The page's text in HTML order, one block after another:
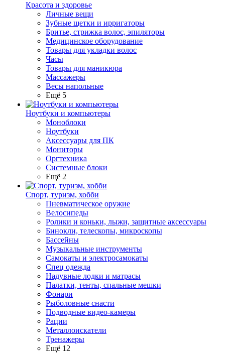
Красота и здоровье
Личные вещи
Зубные щетки и ирригаторы
Бритье, стрижка волос, эпиляторы
Медицинское оборудование
Товары для укладки волос
Часы
Товары для маникюра
Массажеры
Весы напольные
Ещё 5
Ноутбуки и компьютеры
Моноблоки
Ноутбуки
Аксессуары для ПК
Мониторы
Оргтехника
Системные блоки
Ещё 2
Спорт, туризм, хобби
Пневматическое оружие
Велосипеды
Ролики и коньки, лыжи, защитные аксессуары
Бинокли, телескопы, микроскопы
Бассейны
Музыкальные инструменты
Самокаты и электросамокаты
Спец одежда
Надувные лодки и матрасы
Палатки, тенты, спальные мешки
Фонари
Рыболовные снасти
Подводные видео-камеры
Рации
Металлоискатели
Тренажеры
Ещё 12